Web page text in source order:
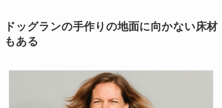
ドッグランの手作りの地面に向かない床材
もある